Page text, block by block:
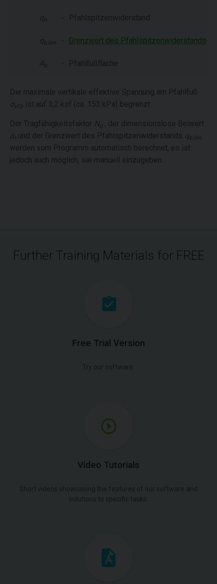
q b - Pfahlspitzenwiderstand
q b,lim - Grenzwert des Pfahlspitzenwiderstands
A b - Pfahlfußfläche
Die maximale vertikale effektive Spannung am Pfahlfuß
σef,b ist auf 3,2 ksf (ca. 153 kPa) begrenzt.
Der Tragfähigkeitsfaktor Nq , der dimensionslose Beiwert
αt und der Grenzwert des Pfahlspitzenwiderstands qb,lim
werden vom Programm automatisch berechnet, es ist
jedoch auch möglich, sie manuell einzugeben.
Further Training Materials for FREE
Free Trial Version
Try our software.
Video Tutorials
Short videos showcasing the features of our software and
solutions to specific tasks.